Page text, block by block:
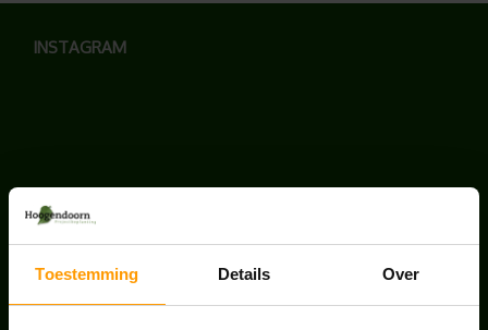
Toestemming Details Over
INSTAGRAM
BLOG: LUIS IN KANTOORPLANTEN – ZO